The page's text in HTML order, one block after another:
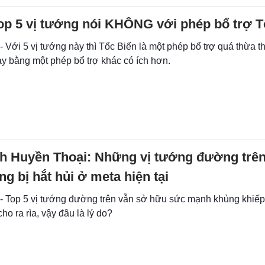
5 vị tướng nói KHÔNG với phép bổ trợ
Với 5 vị tướng này thì Tốc Biến là một phép bổ trợ quá thừa
bằng một phép bổ trợ khác có ích hơn.
Huyền Thoại: Những vị tướng đường
bị hắt hủi ở meta hiện tại
Top 5 vị tướng đường trên vẫn sở hữu sức mạnh khủng
ra rìa, vậy đâu là lý do?